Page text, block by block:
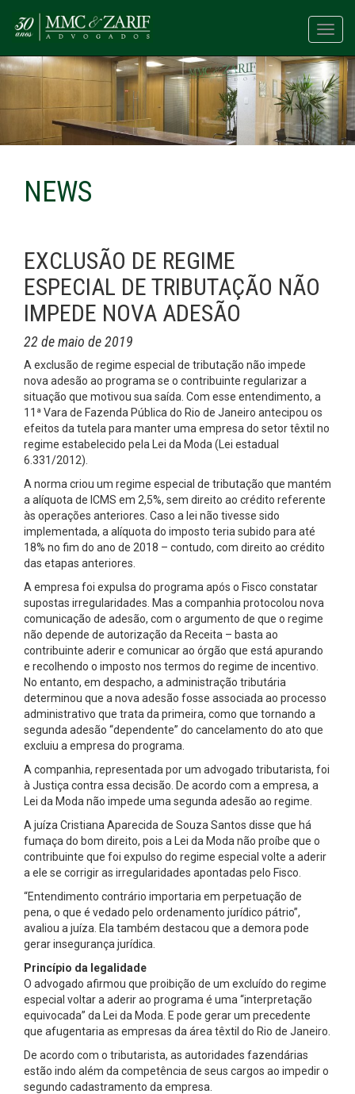
NEWS
EXCLUSÃO DE REGIME
ESPECIAL DE TRIBUTAÇÃO NÃO
IMPEDE NOVA ADESÃO
22 de maio de 2019
A exclusão de regime especial de tributação não impede
nova adesão ao programa se o contribuinte regularizar a
situação que motivou sua saída. Com esse entendimento, a
11ª Vara de Fazenda Pública do Rio de Janeiro antecipou os
efeitos da tutela para manter uma empresa do setor têxtil no
regime estabelecido pela Lei da Moda (Lei estadual
6.331/2012).
A norma criou um regime especial de tributação que mantém
a alíquota de ICMS em 2,5%, sem direito ao crédito referente
às operações anteriores. Caso a lei não tivesse sido
implementada, a alíquota do imposto teria subido para até
18% no fim do ano de 2018 – contudo, com direito ao crédito
das etapas anteriores.
A empresa foi expulsa do programa após o Fisco constatar
supostas irregularidades. Mas a companhia protocolou nova
comunicação de adesão, com o argumento de que o regime
não depende de autorização da Receita – basta ao
contribuinte aderir e comunicar ao órgão que está apurando
e recolhendo o imposto nos termos do regime de incentivo.
No entanto, em despacho, a administração tributária
determinou que a nova adesão fosse associada ao processo
administrativo que trata da primeira, como que tornando a
segunda adesão “dependente” do cancelamento do ato que
excluiu a empresa do programa.
A companhia, representada por um advogado tributarista, foi
à Justiça contra essa decisão. De acordo com a empresa, a
Lei da Moda não impede uma segunda adesão ao regime.
A juíza Cristiana Aparecida de Souza Santos disse que há
fumaça do bom direito, pois a Lei da Moda não proíbe que o
contribuinte que foi expulso do regime especial volte a aderir
a ele se corrigir as irregularidades apontadas pelo Fisco.
“Entendimento contrário importaria em perpetuação de
pena, o que é vedado pelo ordenamento jurídico pátrio”,
avaliou a juíza. Ela também destacou que a demora pode
gerar insegurança jurídica.
Princípio da legalidade
O advogado afirmou que proibição de um excluído do regime
especial voltar a aderir ao programa é uma “interpretação
equivocada” da Lei da Moda. E pode gerar um precedente
que afugentaria as empresas da área têxtil do Rio de Janeiro.
De acordo com o tributarista, as autoridades fazendárias
estão indo além da competência de seus cargos ao impedir o
segundo cadastramento da empresa.